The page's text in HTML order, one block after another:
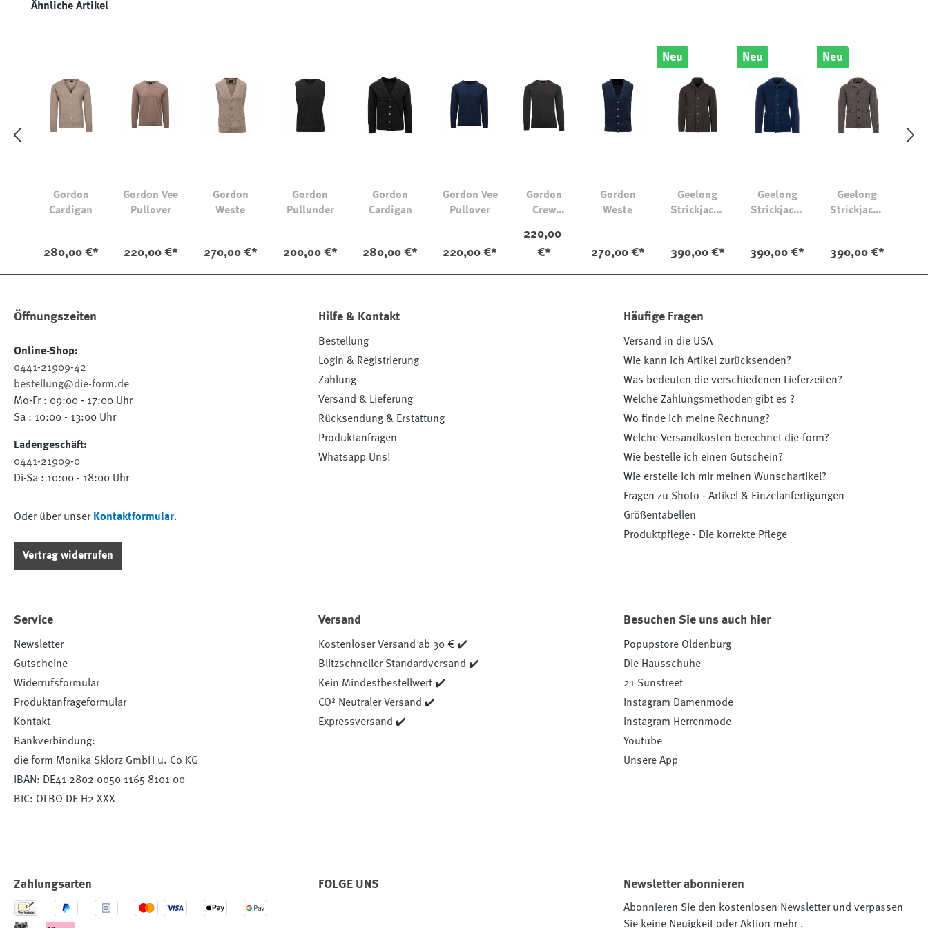
Produktgalerie überspringen
Ähnliche Artikel
Gordon
Cardigan
280,00 €*
Gordon Vee
Pullover
220,00 €*
Gordon
Weste
270,00 €*
Gordon
Pullunder
200,00 €*
Gordon
Cardigan
280,00 €*
Gordon Vee
Pullover
220,00 €*
Gordon
Crew
220,00
€*
Gordon
Weste
270,00 €*
Neu
Geelong
Strickjacke
390,00 €*
Neu
Geelong
Strickjacke
390,00 €*
Neu
Geelong
Strickjacke
390,00 €*
Öffnungszeiten
Online-Shop:
0441-21909-42
bestellung@die-form.de
Mo-Fr : 09:00 - 17:00 Uhr
Sa : 10:00 - 13:00 Uhr
Ladengeschäft:
0441-21909-0
Di-Sa : 10:00 - 18:00 Uhr
Oder über unser Kontaktformular.
Vertrag widerrufen
Hilfe & Kontakt
Bestellung
Login & Registrierung
Zahlung
Versand & Lieferung
Rücksendung & Erstattung
Produktanfragen
Whatsapp Uns!
Häufige Fragen
Versand in die USA
Wie kann ich Artikel zurücksenden?
Was bedeuten die verschiedenen Lieferzeiten?
Welche Zahlungsmethoden gibt es ?
Wo finde ich meine Rechnung?
Welche Versandkosten berechnet die-form?
Wie bestelle ich einen Gutschein?
Wie erstelle ich mir meinen Wunschartikel?
Fragen zu Shoto - Artikel & Einzelanfertigungen
Größentabellen
Produktpflege - Die korrekte Pflege
Service
Newsletter
Gutscheine
Widerrufsformular
Produktanfrageformular
Kontakt
Bankverbindung:
die form Monika Sklorz GmbH u. Co KG
IBAN: DE41 2802 0050 1165 8101 00
BIC: OLBO DE H2 XXX
Versand
Kostenloser Versand ab 30 € ✔️
Blitzschneller Standardversand ✔️
Kein Mindestbestellwert ✔️
CO² Neutraler Versand ✔️
Expressversand ✔️
Besuchen Sie uns auch hier
Popupstore Oldenburg
Die Hausschuhe
21 Sunstreet
Instagram Damenmode
Instagram Herrenmode
Youtube
Unsere App
Zahlungsarten FOLGE UNS Newsletter abonnieren
Abonnieren Sie den kostenlosen Newsletter und verpassen
Sie keine Neuigkeit oder Aktion mehr .